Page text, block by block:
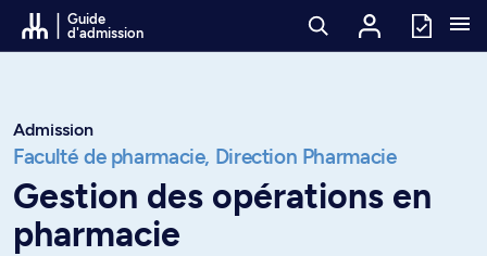
Passer au contenu
Guide
d'admission
Admission
Faculté de pharmacie, Direction Pharmacie
Gestion des opérations en
pharmacie